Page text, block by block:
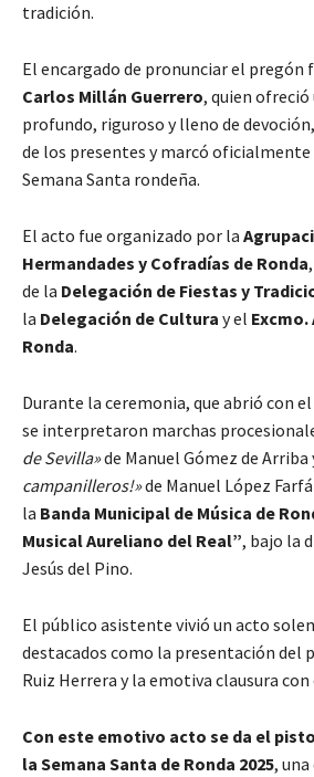
tradición.
El encargado de pronunciar el pregón
Carlos Millán Guerrero, quien ofreció
profundo, riguroso y lleno de
de los presentes y marcó oficialmente
Semana Santa rondeña.
El acto fue organizado por la
Hermandades y Cofradías de Ronda
de la Delegación de Fiestas y
la Delegación de Cultura y el
Ronda.
Durante la ceremonia, que abrió con
se interpretaron marchas
de Sevilla»de Manuel Gómez de Arriba
campanilleros!»de Manuel López
la Banda Municipal de Música de
Musical Aureliano del Real”, bajo la
Jesús del Pino.
El público asistente vivió un acto
destacados como la presentación del
Ruiz Herrera y la emotiva clausura
Con este emotivo acto se da el
la Semana Santa de Ronda 2025,